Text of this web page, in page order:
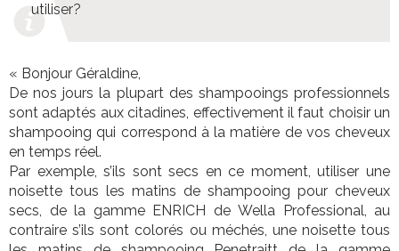
utiliser?
« Bonjour Géraldine,
De nos jours la plupart des shampooings professionnels
sont adaptés aux citadines, effectivement il faut choisir un
shampooing qui correspond à la matière de vos cheveux
en temps réel.
Par exemple, s’ils sont secs en ce moment, utiliser une
noisette tous les matins de shampooing pour cheveux
secs, de la gamme ENRICH de Wella Professional, au
contraire s’ils sont colorés ou méchés, une noisette tous